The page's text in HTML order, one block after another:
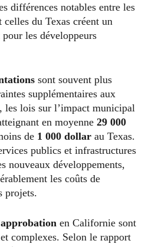
différences notables entre les
du Texas créent un
les développeurs
sont souvent plus
supplémentaires aux
les lois sur l’impact municipal
en moyenne 29 000
de 1 000 dollar au Texas.
publics et infrastructures
nouveaux développements,
les coûts de
projets.
en Californie sont
complexes. Selon le rapport